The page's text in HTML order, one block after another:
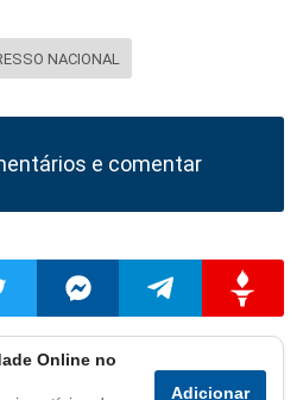
NACIONAL
e comentar
CompartilharCompartilhar
Online no
Adicionar